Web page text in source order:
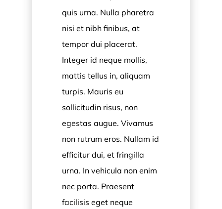
quis urna. Nulla pharetra
nisi et nibh finibus, at
tempor dui placerat.
Integer id neque mollis,
mattis tellus in, aliquam
turpis. Mauris eu
sollicitudin risus, non
egestas augue. Vivamus
non rutrum eros. Nullam id
efficitur dui, et fringilla
urna. In vehicula non enim
nec porta. Praesent
facilisis eget neque